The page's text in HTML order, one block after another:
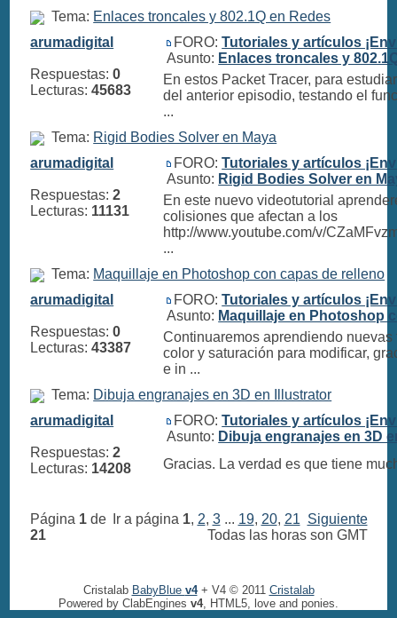
Tema: Enlaces troncales y 802.1Q en Redes
arumadigital
Respuestas:0
Lecturas:45683
FORO:Tutoriales y artículos
Asunto: Enlaces troncales y
En estos Packet Tracer, para
del anterior episodio, testando el
...
Tema: Rigid Bodies Solver en Maya
arumadigital
Respuestas:2
Lecturas: 11131
FORO:Tutoriales y artículos
Asunto: Rigid Bodies Solver en
En este nuevo videotutorial
colisiones que afectan a los
http://www.youtube.com/v/
...
Tema: Maquillaje en Photoshop con capas de relleno
arumadigital
Respuestas:0
Lecturas:43387
FORO:Tutoriales y artículos
Asunto: Maquillaje en Photoshop
Continuaremos aprendiendo
color y saturación para modificar,
e in ...
Tema: Dibuja engranajes en 3D en Illustrator
arumadigital
Respuestas:2
Lecturas: 14208
FORO:Tutoriales y artículos
Asunto: Dibuja engranajes en 3D
Gracias. La verdad es que tiene
Página 1de
21
Ir a página 1, 2, 3... 19, 20, 21 Siguiente
Todas las horas son GMT
Cristalab BabyBlue v4+ V4 © 2011 Cristalab
Powered by ClabEngines v4, HTML5, love and ponies.